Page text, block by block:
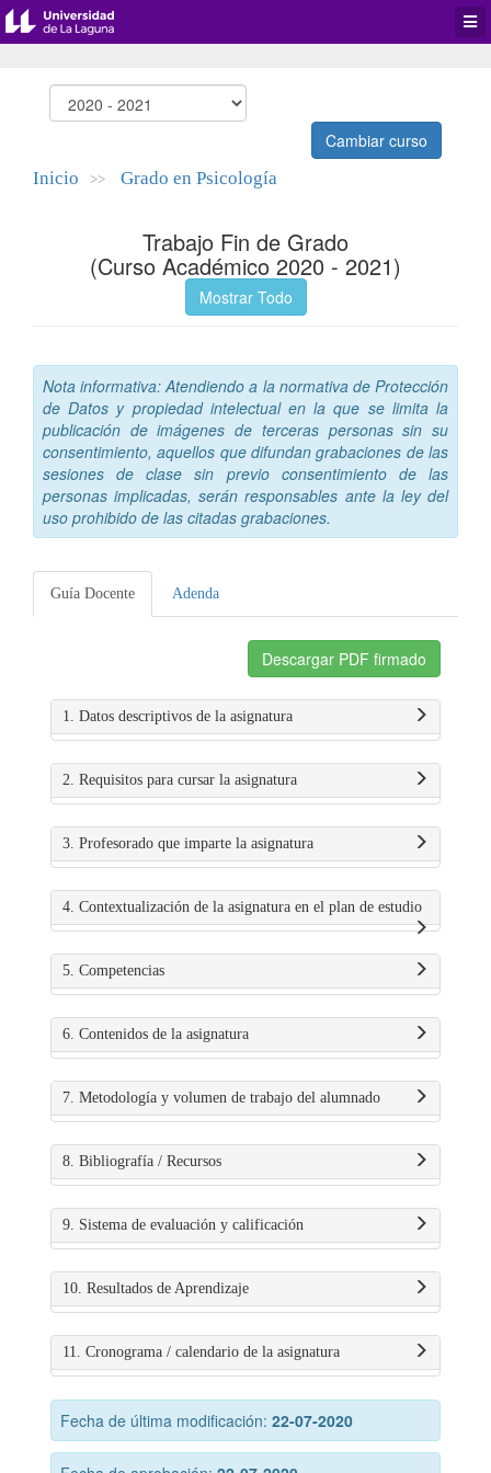
Cambiar curso
Inicio >> Grado en Psicología
Trabajo Fin de Grado
(Curso Académico 2020 - 2021)
Mostrar Todo
Nota informativa: Atendiendo a la normativa de Protección
de Datos y propiedad intelectual en la que se limita la
publicación de imágenes de terceras personas sin su
consentimiento, aquellos que difundan grabaciones de las
sesiones de clase sin previo consentimiento de las
personas implicadas, serán responsables ante la ley del
uso prohibido de las citadas grabaciones.
Guía Docente Adenda
Descargar PDF firmado
1. Datos descriptivos de la asignatura
2. Requisitos para cursar la asignatura
3. Profesorado que imparte la asignatura
4. Contextualización de la asignatura en el plan de estudio
5. Competencias
6. Contenidos de la asignatura
7. Metodología y volumen de trabajo del alumnado
8. Bibliografía / Recursos
9. Sistema de evaluación y calificación
10. Resultados de Aprendizaje
11. Cronograma / calendario de la asignatura
Fecha de última modificación: 22-07-2020